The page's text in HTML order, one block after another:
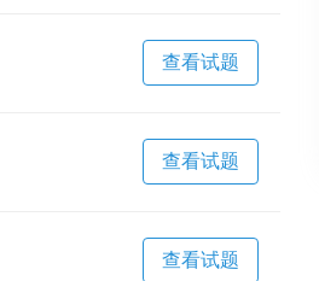
查看试题
查看试题
查看试题